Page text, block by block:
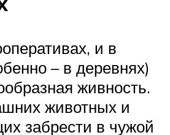
и в
– в деревнях)
живность.
животных и
забрести в чужой